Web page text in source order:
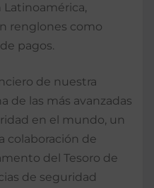
renglones como
pagos.
de nuestra
de las más avanzadas
en el mundo, un
colaboración de
del Tesoro de
de seguridad